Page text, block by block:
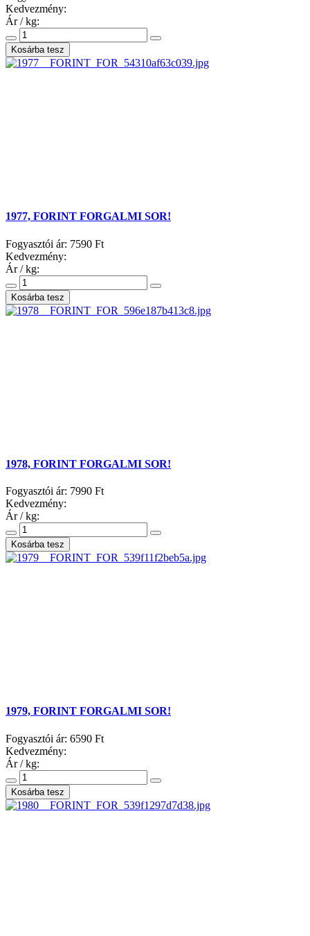
Kedvezmény:
Ár / kg:
1977, FORINT FORGALMI SOR!
Fogyasztói ár: 7590 Ft
Kedvezmény:
Ár / kg:
1978, FORINT FORGALMI SOR!
Fogyasztói ár: 7990 Ft
Kedvezmény:
Ár / kg:
1979, FORINT FORGALMI SOR!
Fogyasztói ár: 6590 Ft
Kedvezmény:
Ár / kg: